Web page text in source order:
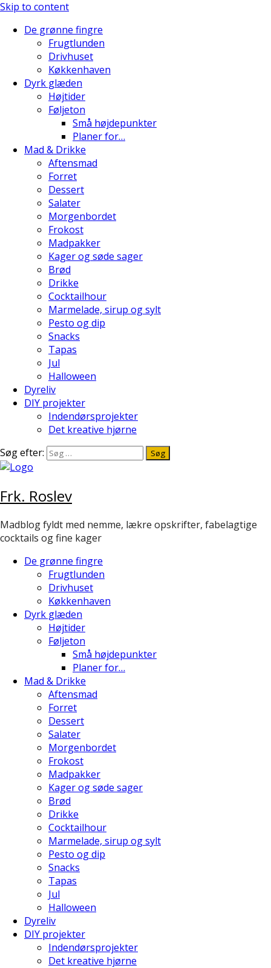
Skip to content
De grønne fingre
Frugtlunden
Drivhuset
Køkkenhaven
Dyrk glæden
Højtider
Føljeton
Små højdepunkter
Planer for…
Mad & Drikke
Aftensmad
Forret
Dessert
Salater
Morgenbordet
Frokost
Madpakker
Kager og søde sager
Brød
Drikke
Cocktailhour
Marmelade, sirup og sylt
Pesto og dip
Snacks
Tapas
Jul
Halloween
Dyreliv
DIY projekter
Indendørsprojekter
Det kreative hjørne
Søg efter:
Frk. Roslev
Madblog fyldt med nemme, lækre opskrifter, fabelagtige
cocktails og fine kager
De grønne fingre
Frugtlunden
Drivhuset
Køkkenhaven
Dyrk glæden
Højtider
Føljeton
Små højdepunkter
Planer for…
Mad & Drikke
Aftensmad
Forret
Dessert
Salater
Morgenbordet
Frokost
Madpakker
Kager og søde sager
Brød
Drikke
Cocktailhour
Marmelade, sirup og sylt
Pesto og dip
Snacks
Tapas
Jul
Halloween
Dyreliv
DIY projekter
Indendørsprojekter
Det kreative hjørne